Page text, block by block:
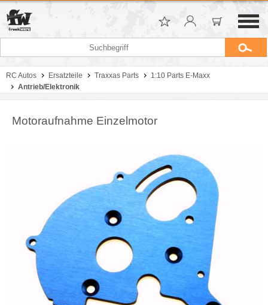
RC Autos Ersatzteile Traxxas Parts
1:10 Parts E-Maxx
Antrieb/Elektronik
Motoraufnahme Einzelmotor